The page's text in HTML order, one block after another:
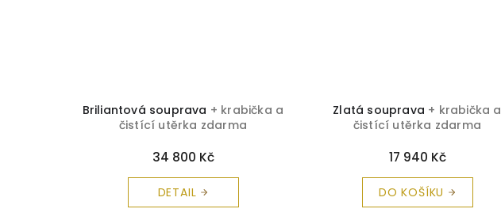
Briliantová souprava + krabička a
čistící utěrka zdarma
34 800 Kč
DETAIL
Zlatá souprava + krabička a
čistící utěrka zdarma
17 940 Kč
DO KOŠÍKU